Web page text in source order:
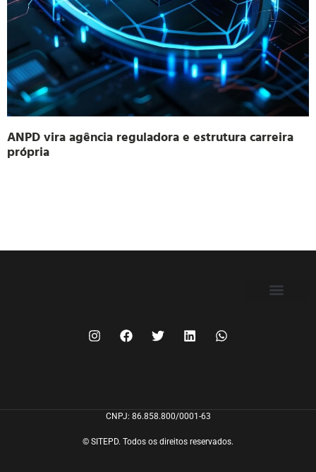
ANPD vira agência reguladora e estrutura carreira
própria
CNPJ: 86.858.800/0001-63
© SITEPD. Todos os direitos reservados.